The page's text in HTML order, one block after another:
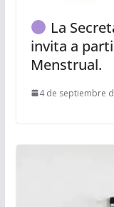
La
invita a
Menstrual.
4 de septiembre